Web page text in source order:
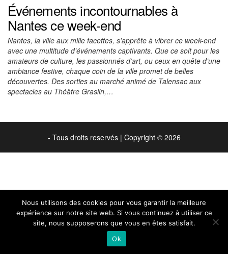
Événements incontournables à
Nantes ce week-end
Nantes, la ville aux mille facettes, s’apprête à vibrer ce week-end
avec une multitude d’événements captivants. Que ce soit pour les
amateurs de culture, les passionnés d’art, ou ceux en quête d’une
ambiance festive, chaque coin de la ville promet de belles
découvertes. Des sorties au marché animé de Talensac aux
spectacles au Théâtre Graslin,…
- Tous droits reservés | Copyright © 2026
Nous utilisons des cookies pour vous garantir la meilleure
expérience sur notre site web. Si vous continuez à utiliser ce
site, nous supposerons que vous en êtes satisfait.
Ok